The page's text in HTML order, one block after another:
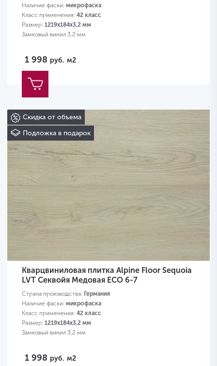
Наличие фаски: микрофаска
Класс применения: 42 класс
Размер: 1219х184х3,2 мм
Замковый винил 3,2 мм
1 998 руб. м2
Скидка от объема
Подложка в подарок
Кварцвиниловая плитка Alpine Floor Sequoia
LVT Секвойя Медовая ECO 6-7
Страна производства: Германия
Наличие фаски: микрофаска
Класс применения: 42 класс
Размер: 1219х184х3,2 мм
Замковый винил 3,2 мм
1 998 руб. м2